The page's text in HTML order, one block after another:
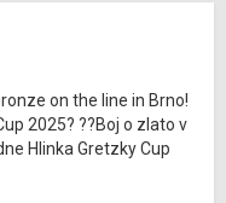
on the line in Brno!
2025? ??Boj o zlato v
Hlinka Gretzky Cup